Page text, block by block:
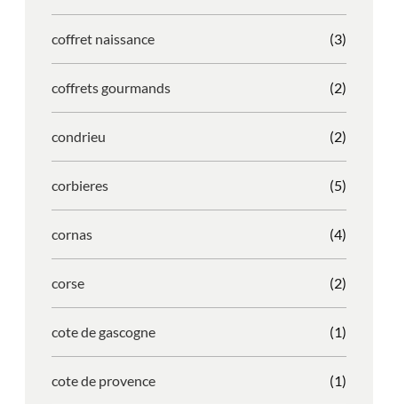
coffret naissance (3)
coffrets gourmands (2)
condrieu (2)
corbieres (5)
cornas (4)
corse (2)
cote de gascogne (1)
cote de provence (1)